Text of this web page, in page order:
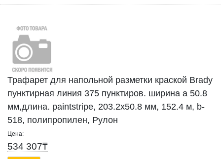
Трафарет для напольной разметки краской Brady
пунктирная линия 375 пунктиров. ширина а 50.8
мм,длина. paintstripe, 203.2x50.8 мм, 152.4 м, b-
518, полипропилен, Рулон
Цена:
534 307₸